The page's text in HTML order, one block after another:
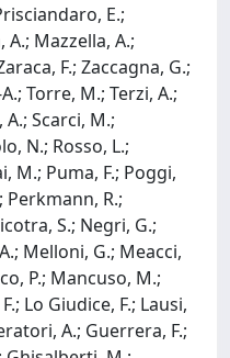
E.;
A.; Mazzella, A.;
F.; Zaccagna, G.;
Torre, M.; Terzi, A.;
Scarci, M.;
N.; Rosso, L.;
M.; Puma, F.; Poggi,
Perkmann, R.;
S.; Negri, G.;
Melloni, G.; Meacci,
P.; Mancuso, M.;
Lo Giudice, F.; Lausi,
A.; Guerrera, F.;